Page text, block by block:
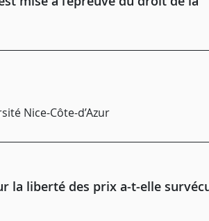
Nice-Côte-d’Azur
la liberté des prix a-t-elle